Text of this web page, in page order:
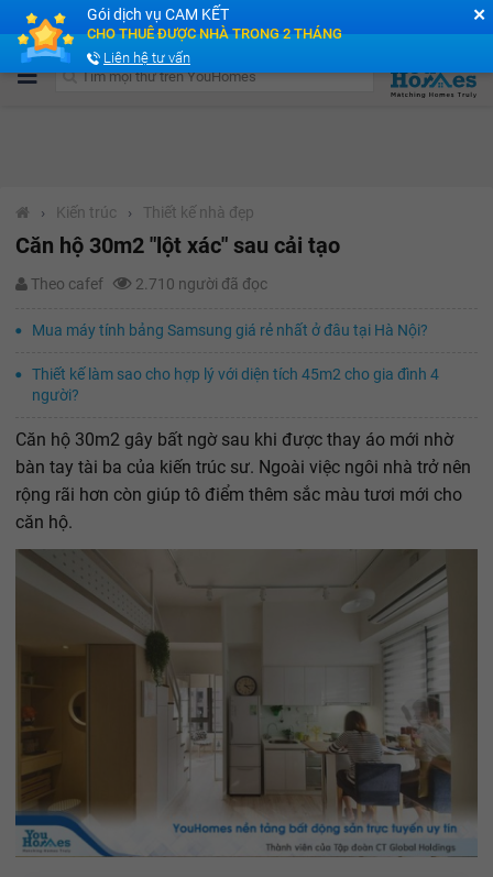
Cộng đồng Môi giới bPRO
› Kiến trúc › Thiết kế nhà đẹp
Căn hộ 30m2 "lột xác" sau cải tạo
Theo cafef 2.710 người đã đọc
Mua máy tính bảng Samsung giá rẻ nhất ở đâu tại Hà Nội?
Thiết kế làm sao cho hợp lý với diện tích 45m2 cho gia đình 4
người?
Căn hộ 30m2 gây bất ngờ sau khi được thay áo mới nhờ
bàn tay tài ba của kiến trúc sư. Ngoài việc ngôi nhà trở nên
rộng rãi hơn còn giúp tô điểm thêm sắc màu tươi mới cho
căn hộ.
✕
Gói dịch vụ CAM KẾT
CHO THUÊ ĐƯỢC NHÀ TRONG 2 THÁNG
Liên hệ tư vấn